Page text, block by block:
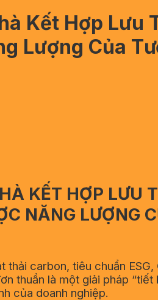
Kết Hợp Lưu
Lượng Của
KẾT HỢP LƯU
NĂNG LƯỢNG
carbon, tiêu chuẩn
thuần là một giải pháp “tiết
của doanh nghiệp.